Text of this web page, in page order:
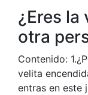
¿Eres
otra
Contenido:
velita
entras en este